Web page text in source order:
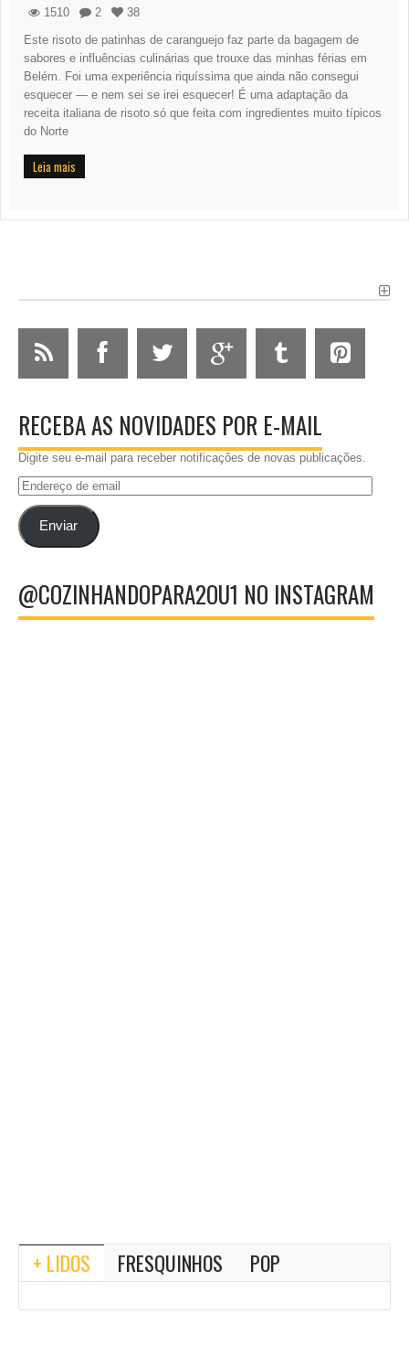
1510 2
38
Este risoto de patinhas de caranguejo faz parte da bagagem de
sabores e influências culinárias que trouxe das minhas férias em
Belém. Foi uma experiência riquíssima que ainda não consegui
esquecer — e nem sei se irei esquecer! É uma adaptação da
receita italiana de risoto só que feita com ingredientes muito típicos
do Norte
Leia mais
RECEBA AS NOVIDADES POR E-MAIL
Digite seu e-mail para receber notificações de novas publicações.
Endereço
emailEnviar
@COZINHANDOPARA2OU1 NO INSTAGRAM
+ LIDOS FRESQUINHOS POP